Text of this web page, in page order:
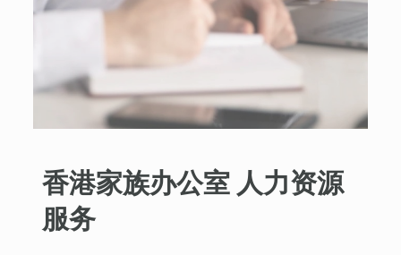
香港家族办公室 人力资源
服务